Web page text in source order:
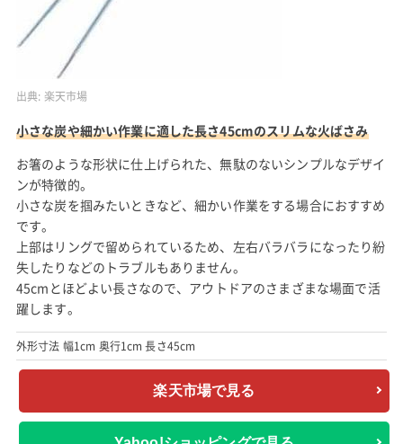
出典: 楽天市場
小さな炭や細かい作業に適した長さ45cmのスリムな火ばさみ
お箸のような形状に仕上げられた、無駄のないシンプルなデザイ
ンが特徴的。
小さな炭を掴みたいときなど、細かい作業をする場合におすすめ
です。
上部はリングで留められているため、左右バラバラになったり紛
失したりなどのトラブルもありません。
45cmとほどよい長さなので、アウトドアのさまざまな場面で活
躍します。
外形寸法 幅1cm 奥行1cm 長さ45cm
楽天市場で見る